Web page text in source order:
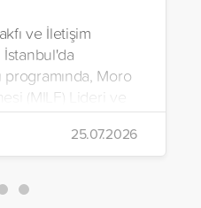
ve İletişim
İstanbul'da
Moro
(MILF) Lideri ve
Kurucu
İbrahim, medya
geldi.
25.07.2026